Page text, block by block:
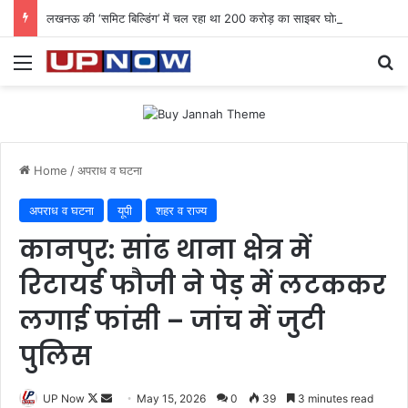
Menu
Home /अपराध व घटना
अपराध व घटना यूपी शहर व राज्य
कानपुर: सांढ थाना क्षेत्र में
रिटायर्ड फौजी ने पेड़ में लटककर
लगाई फांसी – जांच में जुटी
पुलिस
UP Now
Follow
Send May 15, 2026 0 39 3 minutes read